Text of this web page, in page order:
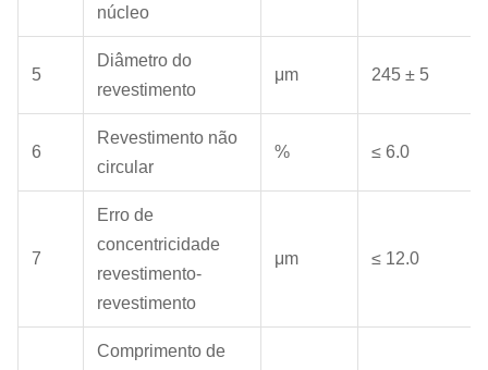
núcleo
5
Diâmetro do
revestimento
μm 245 ± 5
6
Revestimento não
circular
% ≤ 6.0
7
Erro de
concentricidade
revestimento-
revestimento
μm ≤ 12.0
Comprimento de